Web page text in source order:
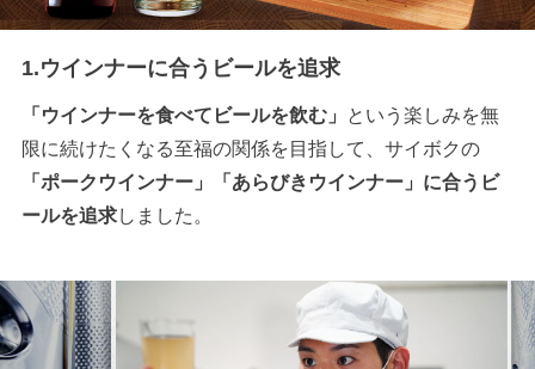
1.ウインナーに合うビールを追求
「ウインナーを食べてビールを飲む」
という楽しみを無
限に続けたくなる至福の関係を目指して、サイボクの
「ポークウインナー」「あらびきウインナー」に合うビ
ールを追求しました。